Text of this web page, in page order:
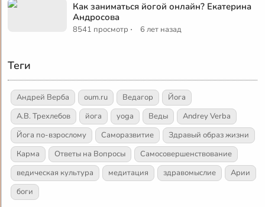
Как заниматься йогой онлайн? Екатерина
Андросова
8541 просмотр · 6 лет назад
Теги
Андрей Верба oum.ru Ведагор
Йога
А.В. Трехлебов
йога yoga Веды
Andrey Verba
Йога по-взрослому
Саморазвитие
Здравый образ жизни
Карма
Ответы на Вопросы
Самосовершенствование
ведическая культура
медитация здравомыслие
Арии
боги